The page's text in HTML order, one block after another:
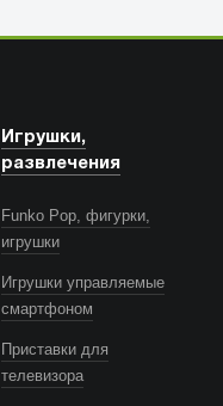
Игрушки,
развлечения
Funko Pop, фигурки,
игрушки
Игрушки управляемые
смартфоном
Приставки для
телевизора